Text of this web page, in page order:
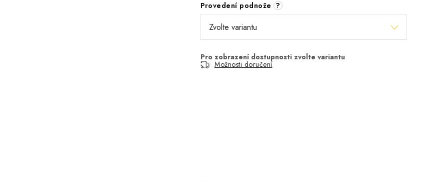
Provedení podnože ?
Možnosti doručení